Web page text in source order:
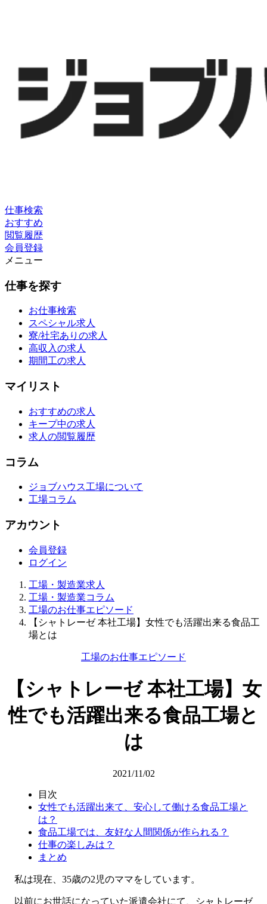
仕事検索
おすすめ
閲覧履歴
会員登録
メニュー
仕事を探す
お仕事検索
スペシャル求人
寮/社宅ありの求人
高収入の求人
期間工の求人
マイリスト
おすすめの求人
キープ中の求人
求人の閲覧履歴
コラム
ジョブハウス工場について
工場コラム
アカウント
会員登録
ログイン
工場・製造業求人
工場・製造業コラム
工場のお仕事エピソード
【シャトレーゼ 本社工場】女性でも活躍出来る食品工
場とは
工場のお仕事エピソード
【シャトレーゼ 本社工場】女
性でも活躍出来る食品工場と
は
2021/11/02
目次
女性でも活躍出来て、安心して働ける食品工場と
は？
食品工場では、友好な人間関係が作られる？
仕事の楽しみは？
まとめ
私は現在、35歳の2児のママをしています。
以前にお世話になっていた派遣会社にて、シャトレーゼ